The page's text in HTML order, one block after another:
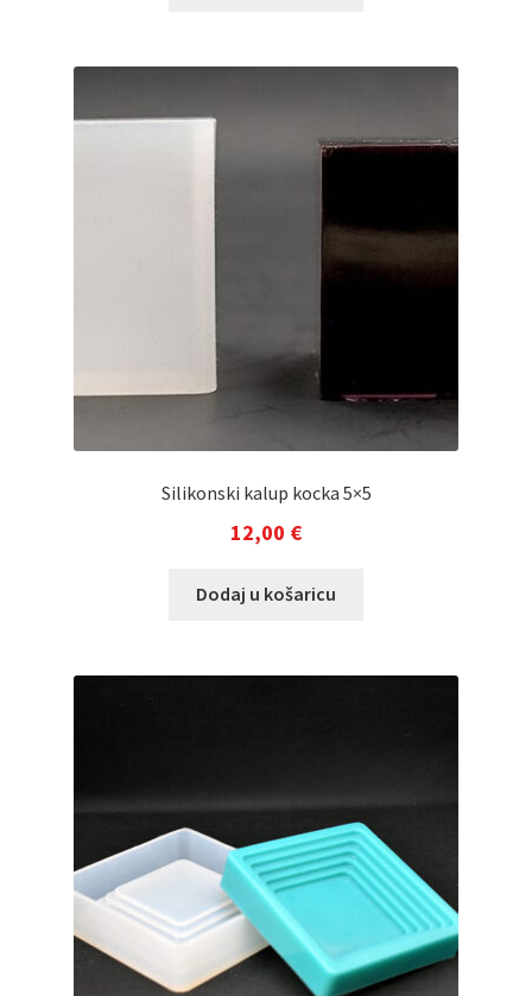
Silikonski kalup kocka 5×5
12,00 €
Dodaj u košaricu